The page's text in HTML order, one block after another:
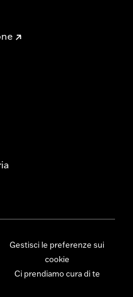
Gestisci le preferenze sui
cookie
Ci prendiamo cura di te